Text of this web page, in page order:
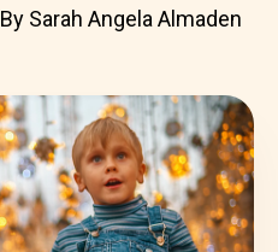
By Sarah Angela Almaden